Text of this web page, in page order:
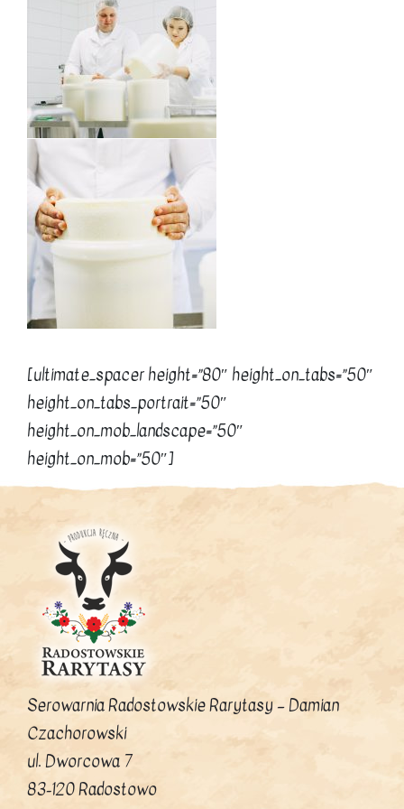
[ultimate_spacer height=”80″ height_on_tabs=”50″
height_on_tabs_portrait=”50″
height_on_mob_landscape=”50″
height_on_mob=”50″]
Serowarnia Radostowskie Rarytasy – Damian
Czachorowski
ul. Dworcowa 7
83-120 Radostowo